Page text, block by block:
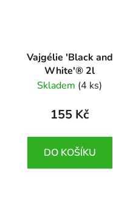
Vajgélie 'Black and
White'® 2l
Weigelia 'Black and
Skladem (4 ks)
155 Kč
DO KOŠÍKU